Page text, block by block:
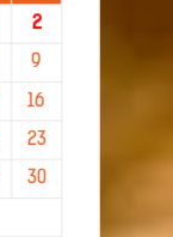
2
9
16
23
30